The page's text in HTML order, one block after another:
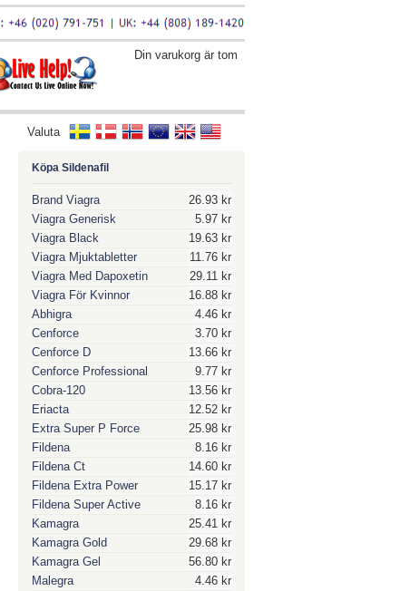
Din varukorg är tom
Valuta
Köpa Sildenafil
Brand Viagra
26.93 kr
Viagra Generisk
5.97 kr
Viagra Black
19.63 kr
Viagra Mjuktabletter
11.76 kr
Viagra Med Dapoxetin
29.11 kr
Viagra För Kvinnor
16.88 kr
Abhigra
4.46 kr
Cenforce
3.70 kr
Cenforce D
13.66 kr
Cenforce Professional
9.77 kr
Cobra-120
13.56 kr
Eriacta
12.52 kr
Extra Super P Force
25.98 kr
Fildena
8.16 kr
Fildena Ct
14.60 kr
Fildena Extra Power
15.17 kr
Fildena Super Active
8.16 kr
Kamagra
25.41 kr
Kamagra Gold
29.68 kr
Kamagra Gel
56.80 kr
Malegra
4.46 kr